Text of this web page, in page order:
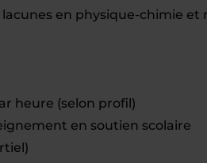
en physique-chimie et
heure (selon profil)
en soutien scolaire